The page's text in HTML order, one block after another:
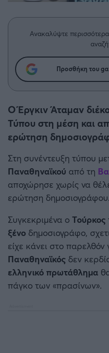
Δημήτρης Τσορμπατζόγλου
Λεβαδειακός
ΟΦΗ
Βόλος
Ατρόμητος Αθηνών
Αστέρας Τρίπολης
Παναιτωλικός
Καλαμάτα
Ηρακλής
Μπαρτσελόνα
Μεγάλη μου Αγάπη
Μια Ιστορία από την Πόλη
Ανακαλύψτε
Προσθήκη του
Ο Έργκιν Άταμαν
Τύπου στη μέση και
ερώτηση
Στη συνέντευξη τύπου
Παναθηναϊκού από τη
αποχώρησε χωρίς να
ερώτηση δημοσιογράφου.
Συγκεκριμένα ο Τούρκος
ξένο δημοσιογράφο,
είχε κάνει στο
Παναθηναϊκός δεν
ελληνικό πρωτάθλημα
πάγκο των «πρασίνων».